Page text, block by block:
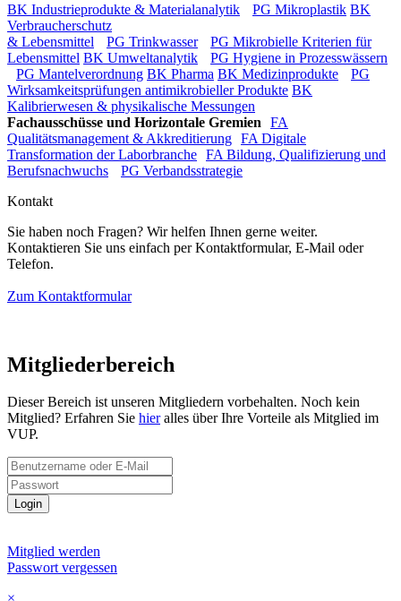
BK Industrieprodukte & Materialanalytik PG Mikroplastik BK
Verbraucherschutz
& Lebensmittel
PG Trinkwasser
PG Mikrobielle Kriterien für
Lebensmittel BK Umweltanalytik
PG Hygiene in Prozesswässern
PG Mantelverordnung BK Pharma BK Medizinprodukte
PG
Wirksamkeitsprüfungen antimikrobieller Produkte BK
Kalibrierwesen & physikalische Messungen
Fachausschüsse und Horizontale Gremien
FA
Qualitätsmanagement & Akkreditierung FA Digitale
Transformation der Laborbranche FA Bildung, Qualifizierung und
Berufsnachwuchs
PG Verbandsstrategie
Kontakt
Sie haben noch Fragen? Wir helfen Ihnen gerne weiter.
Kontaktieren Sie uns einfach per Kontaktformular, E-Mail oder
Telefon.
Zum Kontaktformular
Mitgliederbereich
Dieser Bereich ist unseren Mitgliedern vorbehalten. Noch kein
Mitglied? Erfahren Sie hieralles über Ihre Vorteile als Mitglied im
VUP.
Login
Mitglied werden
Passwort vergessen